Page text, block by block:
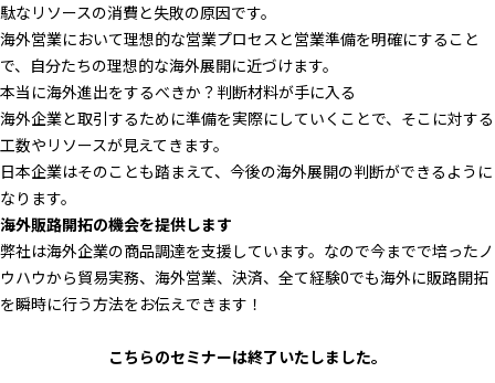
駄なリソースの消費と失敗の原因です。
海外営業において理想的な営業プロセスと営業準備を明確にすること
で、自分たちの理想的な海外展開に近づけます。
本当に海外進出をするべきか？判断材料が手に入る
海外企業と取引するために準備を実際にしていくことで、そこに対する
工数やリソースが見えてきます。
日本企業はそのことも踏まえて、今後の海外展開の判断ができるように
なります。
海外販路開拓の機会を提供します
弊社は海外企業の商品調達を支援しています。なので今までで培ったノ
ウハウから貿易実務、海外営業、決済、全て経験0でも海外に販路開拓
を瞬時に行う方法をお伝えできます！
こちらのセミナーは終了いたしました。